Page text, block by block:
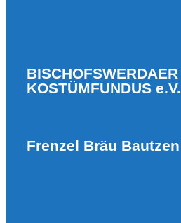
BISCHOFSWERDAER
KOSTÜMFUNDUS e.V.
Frenzel Bräu Bautzen